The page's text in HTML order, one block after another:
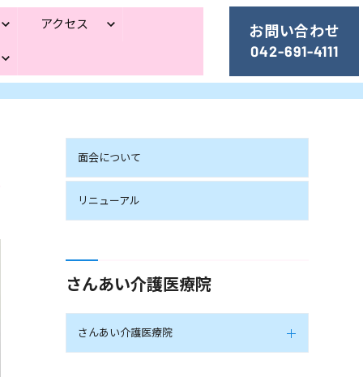
アクセス
お問い合わせ
042-691-4111
面会について
リニューアル
さんあい介護医療院
さんあい介護医療院